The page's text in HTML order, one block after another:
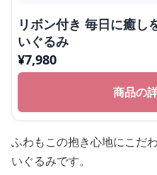
リボン付き 毎日に癒し
いぐるみ
¥7,980
商品の
ふわもこの抱き心地にこだ
いぐるみです。